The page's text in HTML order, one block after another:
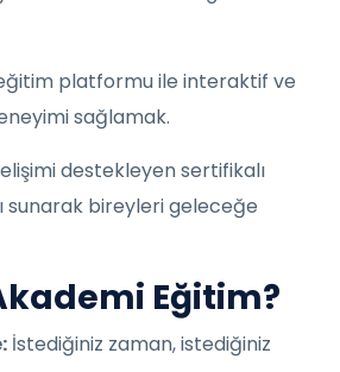
platformu ile interaktif ve
sağlamak.
destekleyen sertifikalı
bireyleri geleceğe
Eğitim?
İstediğiniz zaman, istediğiniz